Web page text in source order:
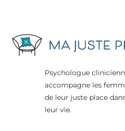
Psychologue
accompagne les
de leur juste place
leur vie.